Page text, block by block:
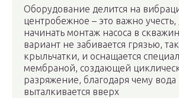
Оборудование делится на
центробежное – это важно учесть,
начинать монтаж насоса в
вариант не забивается грязью,
крыльчатки, и оснащается
мембраной, создающей
разряжение, благодаря чему вода
выталкивается вверх